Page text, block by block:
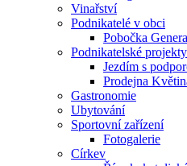
Vinařství
Podnikatelé v obci
Pobočka
Podnikatelské projekty
Jezdím s
Prodejna
Gastronomie
Ubytování
Sportovní zařízení
Fotogalerie
Církev